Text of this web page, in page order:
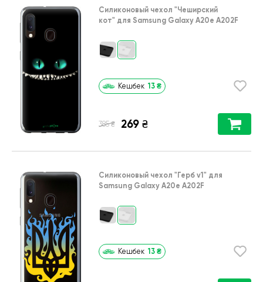
Силиконовый чехол "Чеширский
кот" для Samsung Galaxy A20e A202F
Кешбек 13 ₴
385 ₴ 269 ₴
Силиконовый чехол "Герб v1" для
Samsung Galaxy A20e A202F
Кешбек 13 ₴